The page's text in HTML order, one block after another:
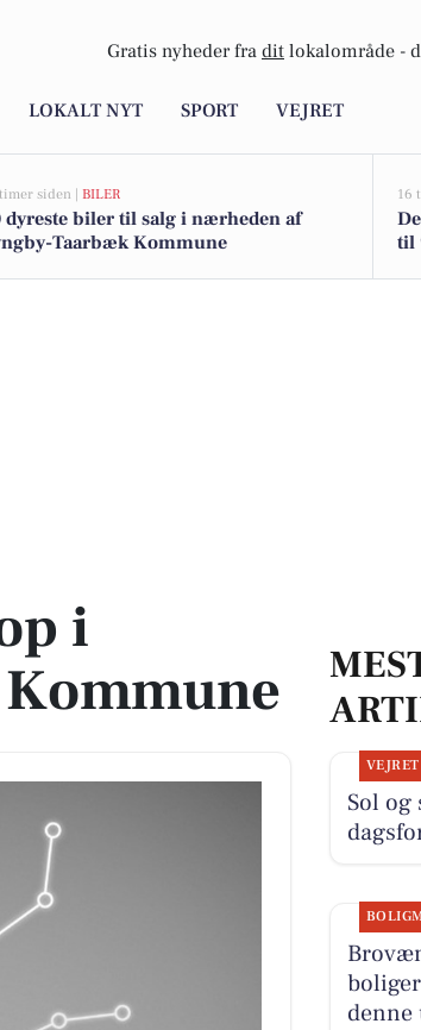
Gratis nyheder fra dit lokalområde -
LOKALT NYT SPORT VEJRET
siden | BILER
dyreste biler til salg i nærheden af
Taarbæk Kommune
16
til
i
VEJRET
Sol
denne